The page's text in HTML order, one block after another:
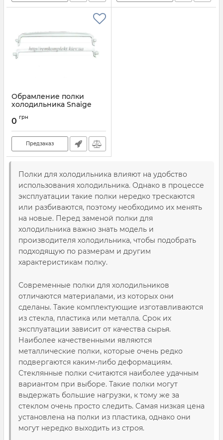
Обрамление полки
холодильника Snaige
Артикул:
0 грн
Предзаказ
Полки для холодильника влияют на удобство
использования холодильника. Однако в процессе
эксплуатации такие полки нередко трескаются
или разбиваются, поэтому необходимо их менять
на новые. Перед заменой полки для
холодильника важно знать модель и
производителя холодильника, чтобы подобрать
подходящую по размерам и другим
характеристикам полку.
Современные полки для холодильников
отличаются материалами, из которых они
сделаны. Такие комплектующие изготавливаются
из стекла, пластика или металла. Срок их
эксплуатации зависит от качества сырья.
Наиболее качественными являются
металлические полки, которые очень редко
подвергаются каким-либо деформациям.
Стеклянные полки считаются наиболее удачным
вариантом при выборе. Такие полки могут
выдержать большие нагрузки, к тому же за
стеклом очень просто следить. Самая низкая цена
установлена на полки из пластика, однако они
могут нередко выходить из строя.